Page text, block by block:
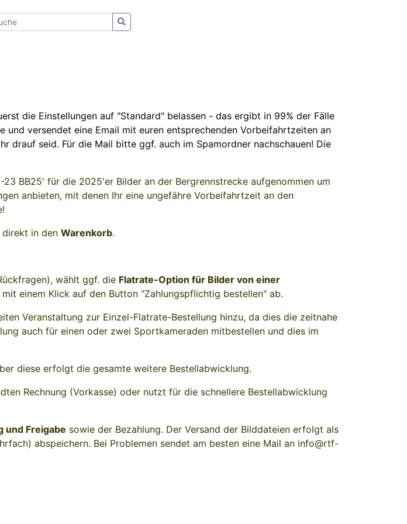
die Einstellungen auf "Standard" belassen - das ergibt in 99% der Fälle
versendet eine Email mit euren entsprechenden Vorbeifahrtzeiten an
drauf seid. Für die Mail bitte ggf. auch im Spamordner nachschauen! Die
BB25' für die 2025'er Bilder an der Bergrennstrecke aufgenommen um
anbieten, mit denen Ihr eine ungefähre Vorbeifahrtzeit an den
direkt in den Warenkorb.
wählt ggf. die Flatrate-Option für Bilder von einer
einem Klick auf den Button "Zahlungspflichtig bestellen" ab.
Veranstaltung zur Einzel-Flatrate-Bestellung hinzu, da dies die zeitnahe
auch für einen oder zwei Sportkameraden mitbestellen und dies im
diese erfolgt die gesamte weitere Bestellabwicklung.
Rechnung (Vorkasse) oder nutzt für die schnellere Bestellabwicklung
und Freigabe sowie der Bezahlung. Der Versand der Bilddateien erfolgt als
abspeichern. Bei Problemen sendet am besten eine Mail an info@rtf-